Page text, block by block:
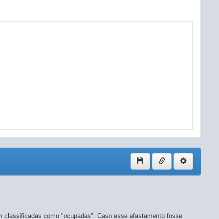
classificadas como "ocupadas". Caso esse afastamento fosse